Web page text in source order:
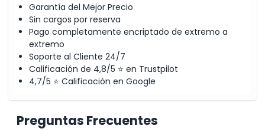
Garantía del Mejor Precio
Sin cargos por reserva
Pago completamente encriptado de extremo a
extremo
Soporte al Cliente 24/7
Calificación de 4,8/5 ⭐ en Trustpilot
4,7/5 ⭐ Calificación en Google
Preguntas Frecuentes